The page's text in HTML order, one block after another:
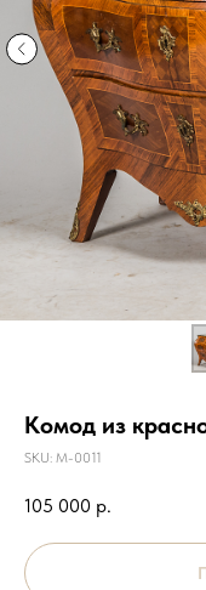
Комод из
SKU: М-0011
105 000 р.